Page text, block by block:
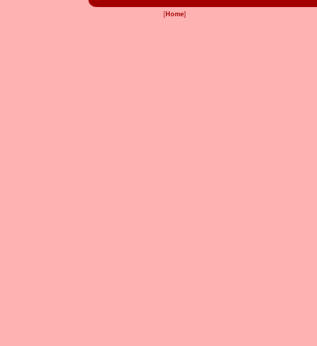
[Home]